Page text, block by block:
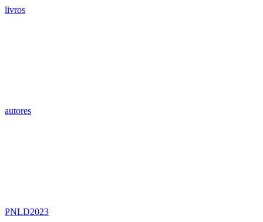
livros
autores
PNLD2023